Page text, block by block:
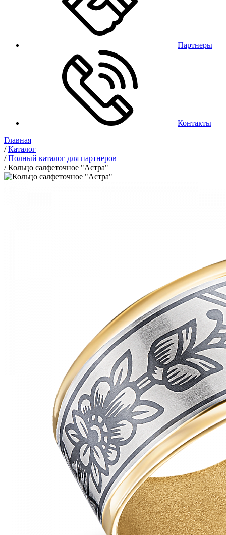
Партнеры
Контакты
Главная
/Каталог
/Полный каталог для партнеров
/Кольцо салфеточное "Астра"